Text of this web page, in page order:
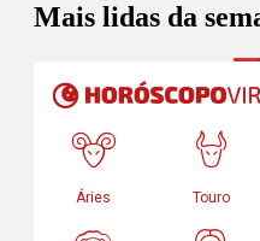
Mais lidas da